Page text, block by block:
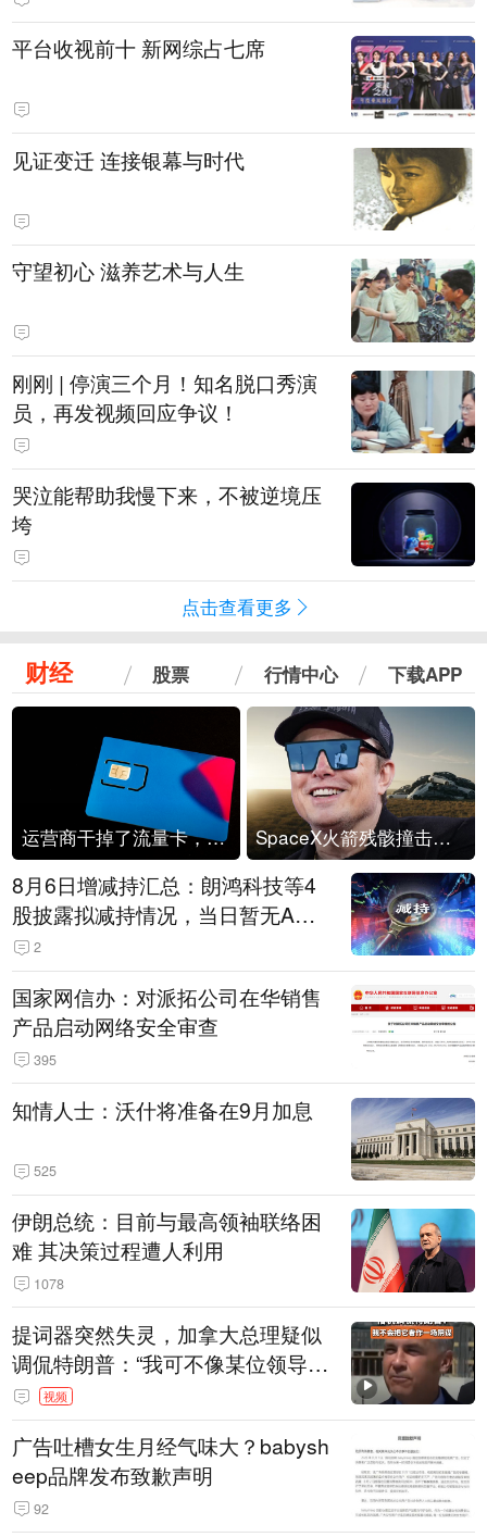
平台收视前十 新网综占七席
见证变迁 连接银幕与时代
守望初心 滋养艺术与人生
刚刚 | 停演三个月！知名脱口秀演
员，再发视频回应争议！
哭泣能帮助我慢下来，不被逆境压
垮
点击查看更多
财经 股票 行情中心 下载APP
运营商干掉了流量卡，他们真的玩不起了 SpaceX火箭残骸撞击月球
8月6日增减持汇总：朗鸿科技等4
股披露拟减持情况，当日暂无A股
公司披露拟增持情况（表）
2
国家网信办：对派拓公司在华销售
产品启动网络安全审查
395
知情人士：沃什将准备在9月加息
525
伊朗总统：目前与最高领袖联络困
难 其决策过程遭人利用
1078
提词器突然失灵，加拿大总理疑似
调侃特朗普：“我可不像某位领导
人，把这当成一场阴谋”，全场哄笑
视频
广告吐槽女生月经气味大？babysh
eep品牌发布致歉声明
92